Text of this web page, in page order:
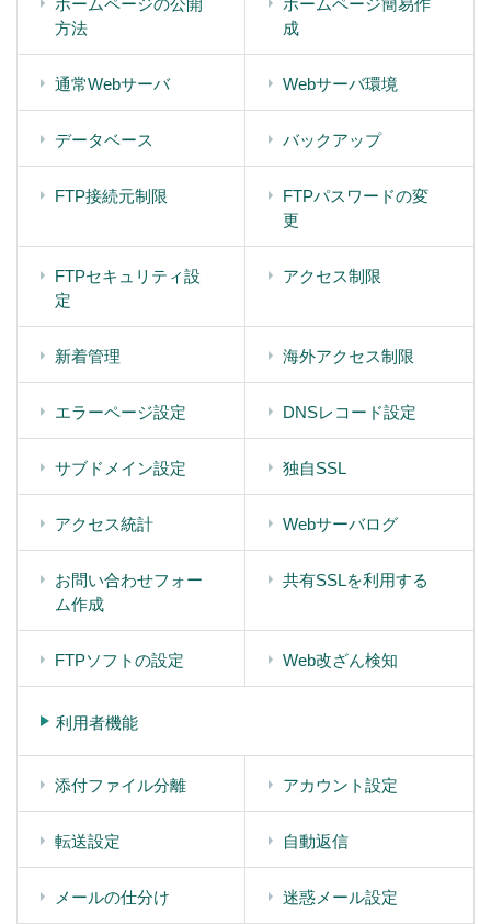
ホームページの公開
方法
ホームページ簡易作
成
通常Webサーバ Webサーバ環境
データベース バックアップ
FTP接続元制限
FTPパスワードの変
更
FTPセキュリティ設
定
アクセス制限
新着管理 海外アクセス制限
エラーページ設定 DNSレコード設定
サブドメイン設定 独自SSL
アクセス統計 Webサーバログ
お問い合わせフォー
ム作成
共有SSLを利用する
FTPソフトの設定 Web改ざん検知
利用者機能
添付ファイル分離 アカウント設定
転送設定 自動返信
メールの仕分け 迷惑メール設定